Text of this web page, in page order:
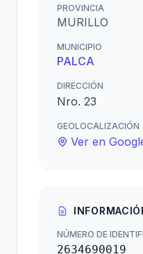
PROVINCIA
MURILLO
MUNICIPIO
PALCA
DIRECCIÓN
Nro. 23
GEOLOCALIZACIÓN
Ver en
NÚMERO DE
2634690019